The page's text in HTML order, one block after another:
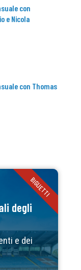
con
e Nicola
con Thomas
degli
e dei
BIGLIETTI